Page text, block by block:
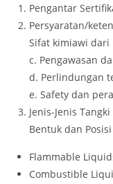
Pengantar
Persyaratan/
Sifat kimiawi
c. Pengawasan
d. Perlindungan
e. Safety dan
Jenis-Jenis
Bentuk dan
Flammable
Combustible